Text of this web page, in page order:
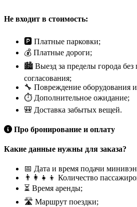
Не входит в стоимость:
🅿️ Платные парковки;
💰 Платные дороги;
🏙️ Выезд за пределы города без
согласования;
🔧 Повреждение оборудования
⏱️ Дополнительное ожидание;
🎒 Доставка забытых вещей.
Про бронирование и оплату
Какие данные нужны для заказа?
📅 Дата и время подачи
👨‍👩‍👧‍👦 Количество
⏳ Время аренды;
🛣️ Маршрут поездки;